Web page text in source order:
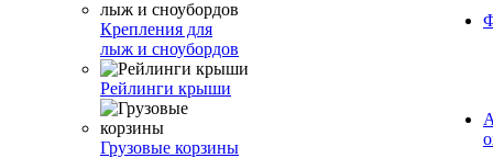
Крепления для
лыж и сноубордов
Рейлинги крыши
Грузовые корзины